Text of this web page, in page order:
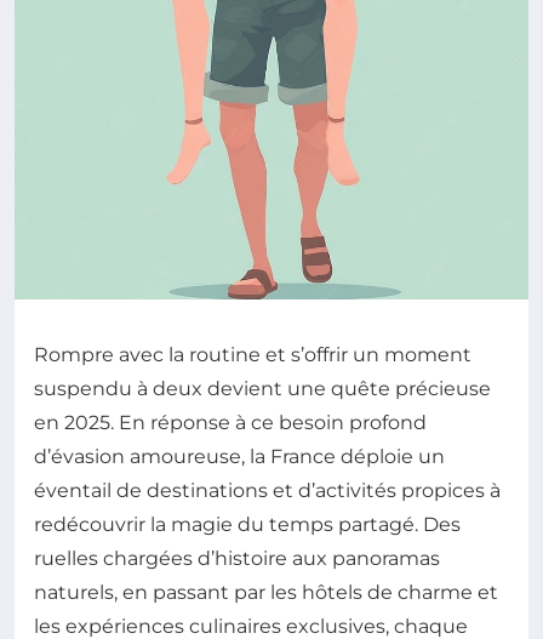
Rompre avec la routine et s’offrir un moment
suspendu à deux devient une quête précieuse
en 2025. En réponse à ce besoin profond
d’évasion amoureuse, la France déploie un
éventail de destinations et d’activités propices à
redécouvrir la magie du temps partagé. Des
ruelles chargées d’histoire aux panoramas
naturels, en passant par les hôtels de charme et
les expériences culinaires exclusives, chaque